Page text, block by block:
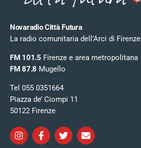
Novaradio Città Futura
La radio comunitaria dell’Arci di Firenze
FM 101.5 Firenze e area metropolitana
FM 87.8 Mugello
Tel 055 0351664
Piazza de’ Ciompi 11
50122 Firenze